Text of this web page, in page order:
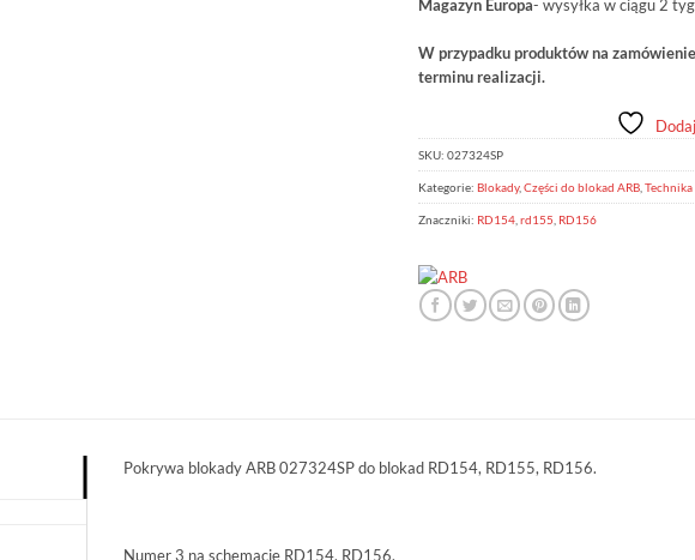
Magazyn Europa- wysyłka w ciągu 2
W przypadku produktów na
terminu realizacji.
SKU: 027324SP
Kategorie: Blokady,Części do blokad ARB,Technika
Znaczniki: RD154,rd155, RD156
Pokrywa blokady ARB 027324SP do blokad RD154, RD155, RD156.
Numer 3 na schemacie RD154, RD156.